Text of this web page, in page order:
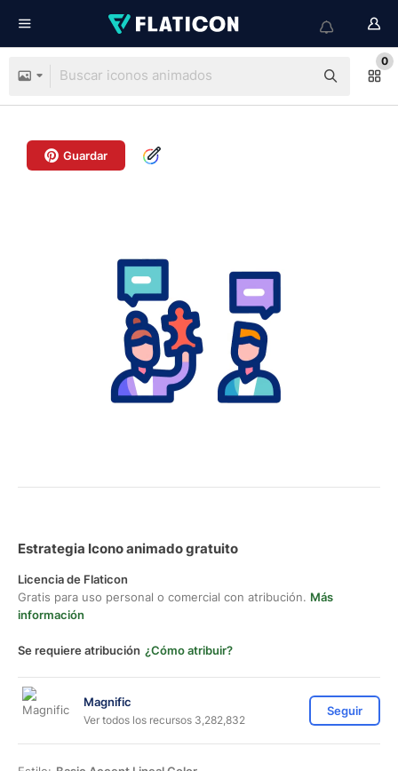
0
Guardar
Estrategia Icono animado gratuito
Licencia de Flaticon
Gratis para uso personal o comercial con atribución. Más
información
Se requiere atribución ¿Cómo atribuir?
Magnific
Ver todos los recursos 3,282,832
Seguir